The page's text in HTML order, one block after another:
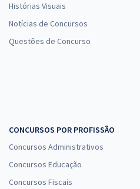
Histórias Visuais
Notícias de Concursos
Questões de Concurso
CONCURSOS POR PROFISSÃO
Concursos Administrativos
Concursos Educação
Concursos Fiscais